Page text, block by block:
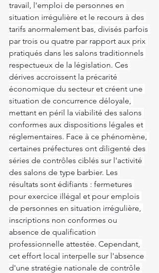
travail, l'emploi de personnes en
situation irrégulière et le recours à des
tarifs anormalement bas, divisés parfois
par trois ou quatre par rapport aux prix
pratiqués dans les salons traditionnels
respectueux de la législation. Ces
dérives accroissent la précarité
économique du secteur et créent une
situation de concurrence déloyale,
mettant en péril la viabilité des salons
conformes aux dispositions légales et
réglementaires. Face à ce phénomène,
certaines préfectures ont diligenté des
séries de contrôles ciblés sur l'activité
des salons de type barbier. Les
résultats sont édifiants : fermetures
pour exercice illégal et pour emplois
de personnes en situation irrégulière,
inscriptions non conformes ou
absence de qualification
professionnelle attestée. Cependant,
cet effort local interpelle sur l'absence
d'une stratégie nationale de contrôle